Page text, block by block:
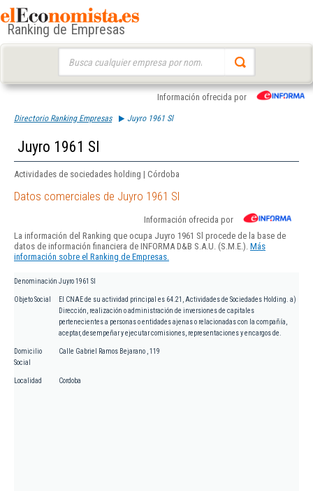
Ranking de Empresas
Información ofrecida por
Directorio Ranking Empresas Juyro 1961 Sl
Juyro 1961 Sl
Actividades de sociedades holding | Córdoba
Datos comerciales de Juyro 1961 Sl
Información ofrecida por
La información del Ranking que ocupa Juyro 1961 Sl procede de la base de
datos de información financiera de INFORMA D&B S.A.U. (S.M.E.). Más
información sobre el Ranking de Empresas.
Denominación Juyro 1961 Sl
Objeto Social
El CNAE de su actividad principal es 64.21, Actividades de Sociedades Holding. a)
Dirección, realización o administración de inversiones de capitales
pertenecientes a personas o entidades ajenas o relacionadas con la compañía,
aceptar, desempeñar y ejecutar comisiones, representaciones y encargos de.
Domicilio
Social
Calle Gabriel Ramos Bejarano , 119
Localidad Cordoba